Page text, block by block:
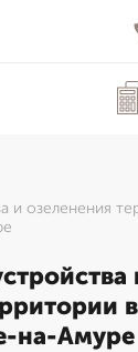
и озеленения
в
на-Амуре